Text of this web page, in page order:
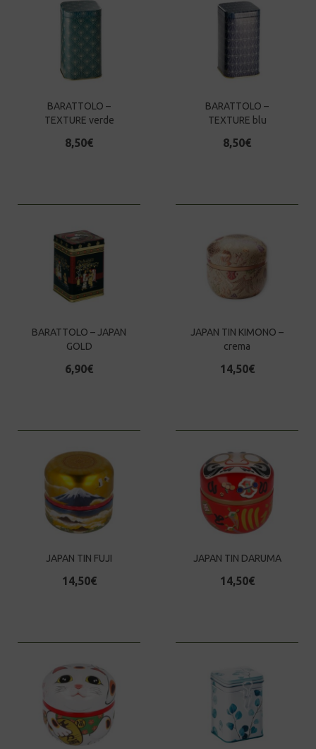
BARATTOLO –
TEXTURE verde
8,50€
BARATTOLO –
TEXTURE blu
8,50€
BARATTOLO – JAPAN
GOLD
6,90€
JAPAN TIN KIMONO –
crema
14,50€
JAPAN TIN FUJI
14,50€
JAPAN TIN DARUMA
14,50€